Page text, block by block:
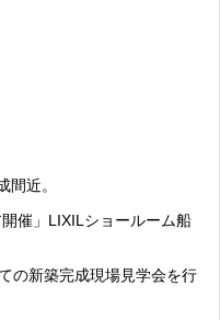
間近。
催」LIXILショールーム船
の新築完成現場見学会を行